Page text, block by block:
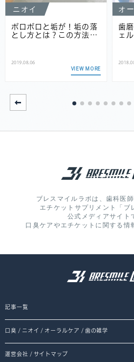
ニオイ
ポロポロと垢が！垢の落
とし方とは？この方法…
2019.08.06
VIEW MORE
オ
歯
ェ
ブレスマイルラボは、歯科医
エチケットサプリメント「ブ
公式メディアサイト
口臭ケアやエチケットに関する情
記事一覧
口臭 / ニオイ / オーラルケア / 歯の雑学
運営会社 / サイトマップ